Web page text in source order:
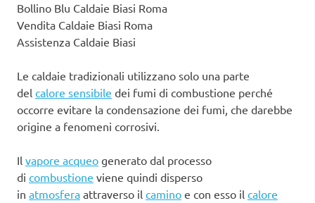
Bollino Blu Caldaie Biasi Roma
Vendita Caldaie Biasi Roma
Assistenza Caldaie Biasi
Le caldaie tradizionali utilizzano solo una parte
del calore sensibile dei fumi di combustione perché
occorre evitare la condensazione dei fumi, che darebbe
origine a fenomeni corrosivi.
Il vapore acqueo generato dal processo
di combustione viene quindi disperso
in atmosfera attraverso il camino e con esso il calore